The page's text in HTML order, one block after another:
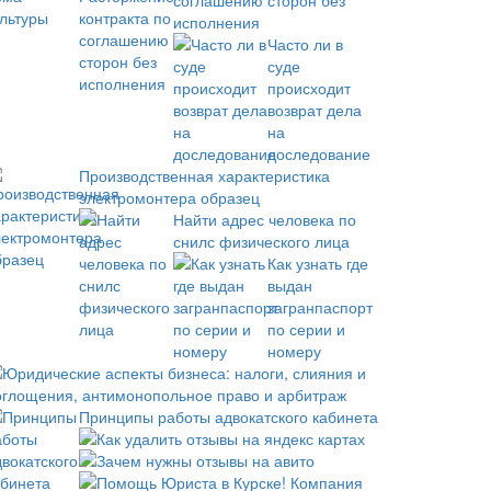
исполнения
Часто ли в
суде
происходит
возврат дела
на
доследование
Производственная характеристика
электромонтера образец
Найти адрес человека по
снилс физического лица
Как узнать где
выдан
загранпаспорт
по серии и
номеру
Юридические аспекты бизнеса: налоги, слияния и
антимонопольное право и арбитраж
Принципы работы адвокатского кабинета
Как удалить отзывы на яндекс картах
Зачем нужны отзывы на авито
Помощь Юриста в Курске! Компания